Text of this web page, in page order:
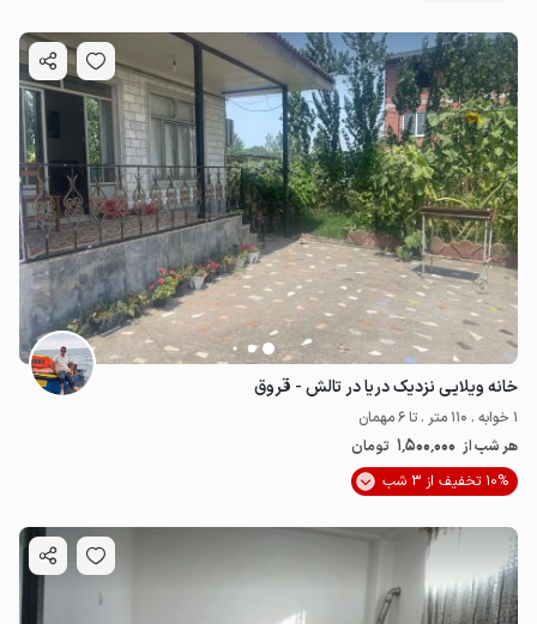
خانه ویلایی نزدیک دریا در تالش - قروق
1 خوابه . 110 متر . تا 6 مهمان
هر شب از 1٬500٬000 تومان
10% تخفیف از 3 شب